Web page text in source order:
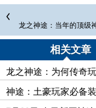
龙之神途：当年的顶级
多年重新上线，没想到
相关文章
龙之神途：为何传奇
点！
神途：土豪玩家必备